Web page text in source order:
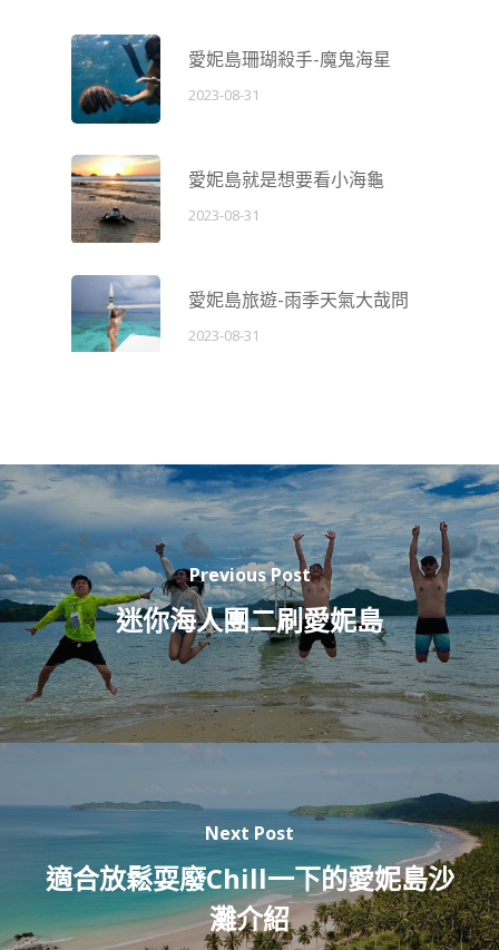
愛妮島珊瑚殺手-魔鬼海星
2023-08-31
愛妮島就是想要看小海龜
2023-08-31
愛妮島旅遊-雨季天氣大哉問
2023-08-31
Previous Post
迷你海人團二刷愛妮島
Next Post
適合放鬆耍廢Chill一下的愛妮島沙
灘介紹